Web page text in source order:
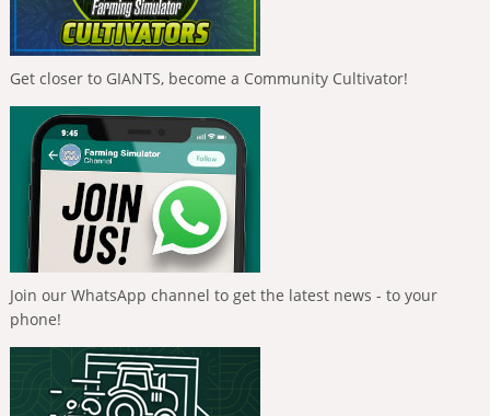
Get closer to GIANTS, become a Community Cultivator!
Join our WhatsApp channel to get the latest news - to your
phone!